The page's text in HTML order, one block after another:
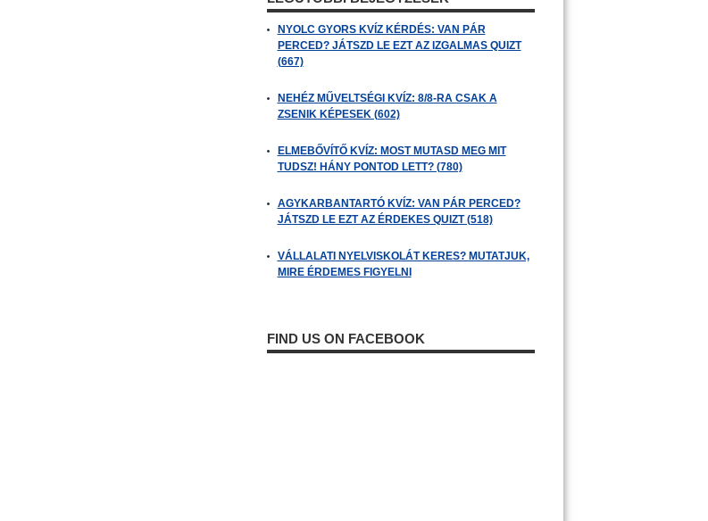
NYOLC GYORS KVÍZ KÉRDÉS: VAN PÁR
PERCED? JÁTSZD LE EZT AZ IZGALMAS QUIZT
(667)
NEHÉZ MŰVELTSÉGI KVÍZ: 8/8-RA CSAK A
ZSENIK KÉPESEK (602)
ELMEBŐVÍTŐ KVÍZ: MOST MUTASD MEG MIT
TUDSZ! HÁNY PONTOD LETT? (780)
AGYKARBANTARTÓ KVÍZ: VAN PÁR PERCED?
JÁTSZD LE EZT AZ ÉRDEKES QUIZT (518)
VÁLLALATI NYELVISKOLÁT KERES? MUTATJUK,
MIRE ÉRDEMES FIGYELNI
FIND US ON FACEBOOK